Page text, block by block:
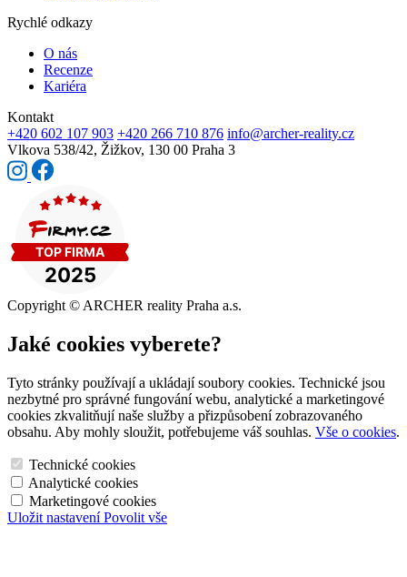
Rychlé odkazy
O nás
Recenze
Kariéra
Kontakt
+420 602 107 903 +420 266 710 876 info@archer-reality.cz
Vlkova 538/42, Žižkov, 130 00 Praha 3
Copyright © ARCHER reality Praha a.s.
Jaké cookies vyberete?
Tyto stránky používají a ukládají soubory cookies. Technické jsou
nezbytné pro správné fungování webu, analytické a marketingové
cookies zkvalitňují naše služby a přizpůsobení zobrazovaného
obsahu. Aby mohly sloužit, potřebujeme váš souhlas. Vše o cookies.
Technické cookies
Analytické cookies
Marketingové cookies
Uložit nastavení Povolit vše